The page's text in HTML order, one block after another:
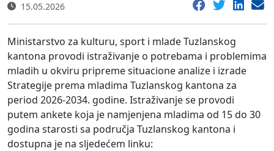
15.05.2026
Ministarstvo za kulturu, sport i mlade Tuzlanskog
kantona provodi istraživanje o potrebama i problemima
mladih u okviru pripreme situacione analize i izrade
Strategije prema mladima Tuzlanskog kantona za
period 2026-2034. godine. Istraživanje se provodi
putem ankete koja je namjenjena mladima od 15 do 30
godina starosti sa područja Tuzlanskog kantona i
dostupna je na sljedećem linku: